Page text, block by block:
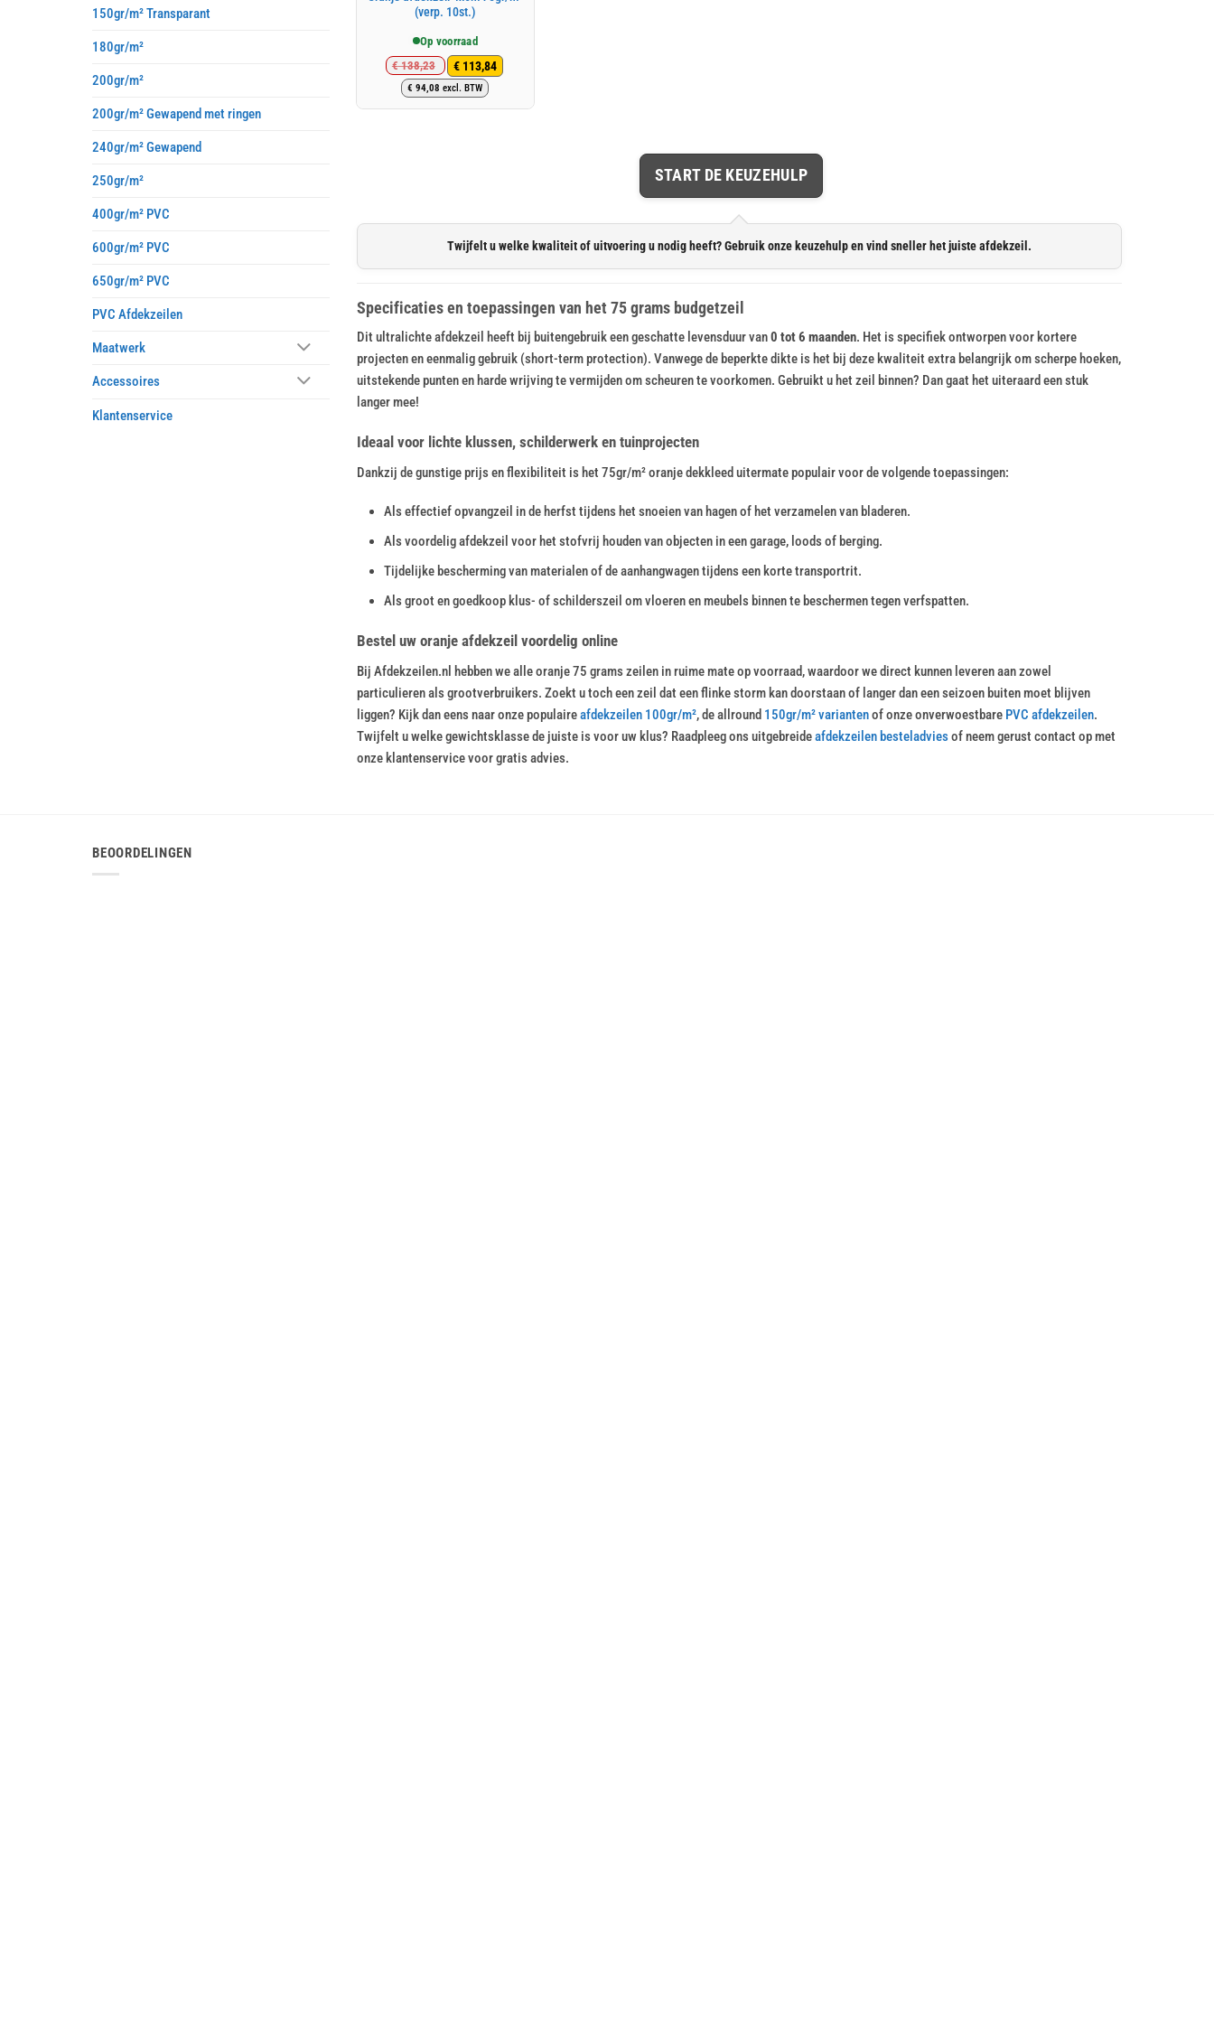
150gr/m² Transparant
180gr/m²
200gr/m²
200gr/m² Gewapend met ringen
240gr/m² Gewapend
250gr/m²
400gr/m² PVC
600gr/m² PVC
650gr/m² PVC
PVC Afdekzeilen
Maatwerk
Accessoires
Klantenservice
(verp. 10st.)
Op voorraad
€138,23
Oorspronkelijke
prijs
was:
€ 113,84
Huidige
prijs
is:
€ 94,08 excl. BTW
START DE KEUZEHULP
Twijfelt u welke kwaliteit of uitvoering u nodig heeft? Gebruik onze keuzehulp en vind sneller het juiste afdekzeil.
Specificaties en toepassingen van het 75 grams budgetzeil
Dit ultralichte afdekzeil heeft bij buitengebruik een geschatte levensduur van0 tot 6 maanden. Het is specifiek ontworpen voor kortere
projecten en eenmalig gebruik (short-term protection). Vanwege de beperkte dikte is het bij deze kwaliteit extra belangrijk om scherpe hoeken,
uitstekende punten en harde wrijving te vermijden om scheuren te voorkomen. Gebruikt u het zeil binnen? Dan gaat het uiteraard een stuk
langer mee!
Ideaal voor lichte klussen, schilderwerk en tuinprojecten
Dankzij de gunstige prijs en flexibiliteit is het 75gr/m² oranje dekkleed uitermate populair voor de volgende toepassingen:
Als effectief opvangzeil in de herfst tijdens het snoeien van hagen of het verzamelen van bladeren.
Als voordelig afdekzeil voor het stofvrij houden van objecten in een garage, loods of berging.
Tijdelijke bescherming van materialen of de aanhangwagen tijdens een korte transportrit.
Als groot en goedkoop klus- of schilderszeil om vloeren en meubels binnen te beschermen tegen verfspatten.
Bestel uw oranje afdekzeil voordelig online
Bij Afdekzeilen.nl hebben we alle oranje 75 grams zeilen in ruime mate op voorraad, waardoor we direct kunnen leveren aan zowel
particulieren als grootverbruikers. Zoekt u toch een zeil dat een flinke storm kan doorstaan of langer dan een seizoen buiten moet blijven
liggen? Kijk dan eens naar onze populaireafdekzeilen 100gr/m², de allround 150gr/m² variantenof onze onverwoestbare PVC afdekzeilen.
Twijfelt u welke gewichtsklasse de juiste is voor uw klus? Raadpleeg ons uitgebreideafdekzeilen besteladviesof neem gerust contact op met
onze klantenservice voor gratis advies.
BEOORDELINGEN